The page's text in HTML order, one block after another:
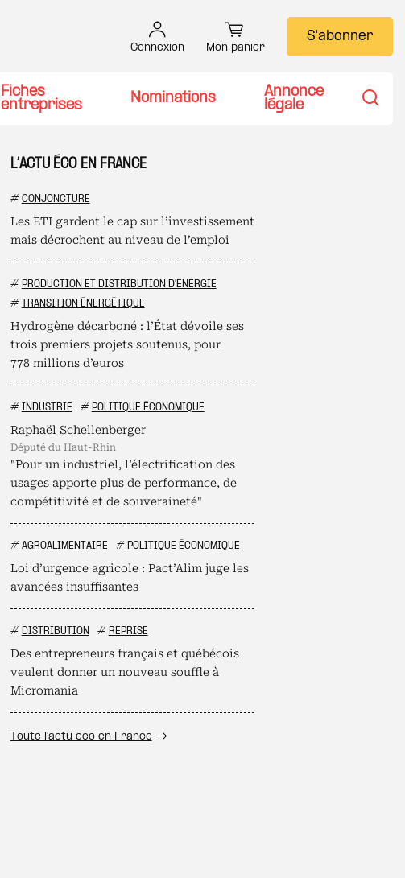
Connexion Mon panier
S'abonner
Fiches
entreprises
Nominations
Annonce
légale
L’ACTU ÉCO EN FRANCE
# CONJONCTURE
Les ETI gardent le cap sur l’investissement
mais décrochent au niveau de l’emploi
# PRODUCTION ET DISTRIBUTION D'ÉNERGIE
# TRANSITION ÉNERGÉTIQUE
Hydrogène décarboné : l’État dévoile ses
trois premiers projets soutenus, pour
778 millions d’euros
# INDUSTRIE # POLITIQUE ÉCONOMIQUE
Raphaël Schellenberger
député du Haut-Rhin
"Pour un industriel, l’électrification des
usages apporte plus de performance, de
compétitivité et de souveraineté"
# AGROALIMENTAIRE # POLITIQUE ÉCONOMIQUE
Loi d’urgence agricole : Pact’Alim juge les
avancées insuffisantes
# DISTRIBUTION # REPRISE
Des entrepreneurs français et québécois
veulent donner un nouveau souffle à
Micromania
Toute l’actu éco en France